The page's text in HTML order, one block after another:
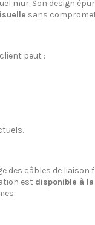
mur. Son design
sans
peut :
des câbles de
est disponible à